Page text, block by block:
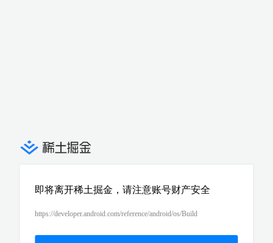
即将离开稀土掘金，请注意账号财产安全
https://developer.android.com/reference/android/os/Build